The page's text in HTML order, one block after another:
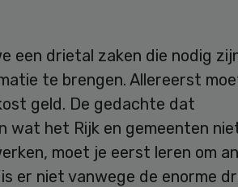
een drietal zaken die nodig
te brengen. Allereerst
geld. De gedachte dat
wat het Rijk en gemeenten
moet je eerst leren om
er niet vanwege de enorme